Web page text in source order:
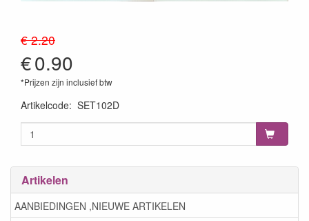
€ 2.20
€0.90
*Prijzen zijn inclusief btw
Artikelcode: SET102D
Artikelen
AANBIEDINGEN ,NIEUWE ARTIKELEN